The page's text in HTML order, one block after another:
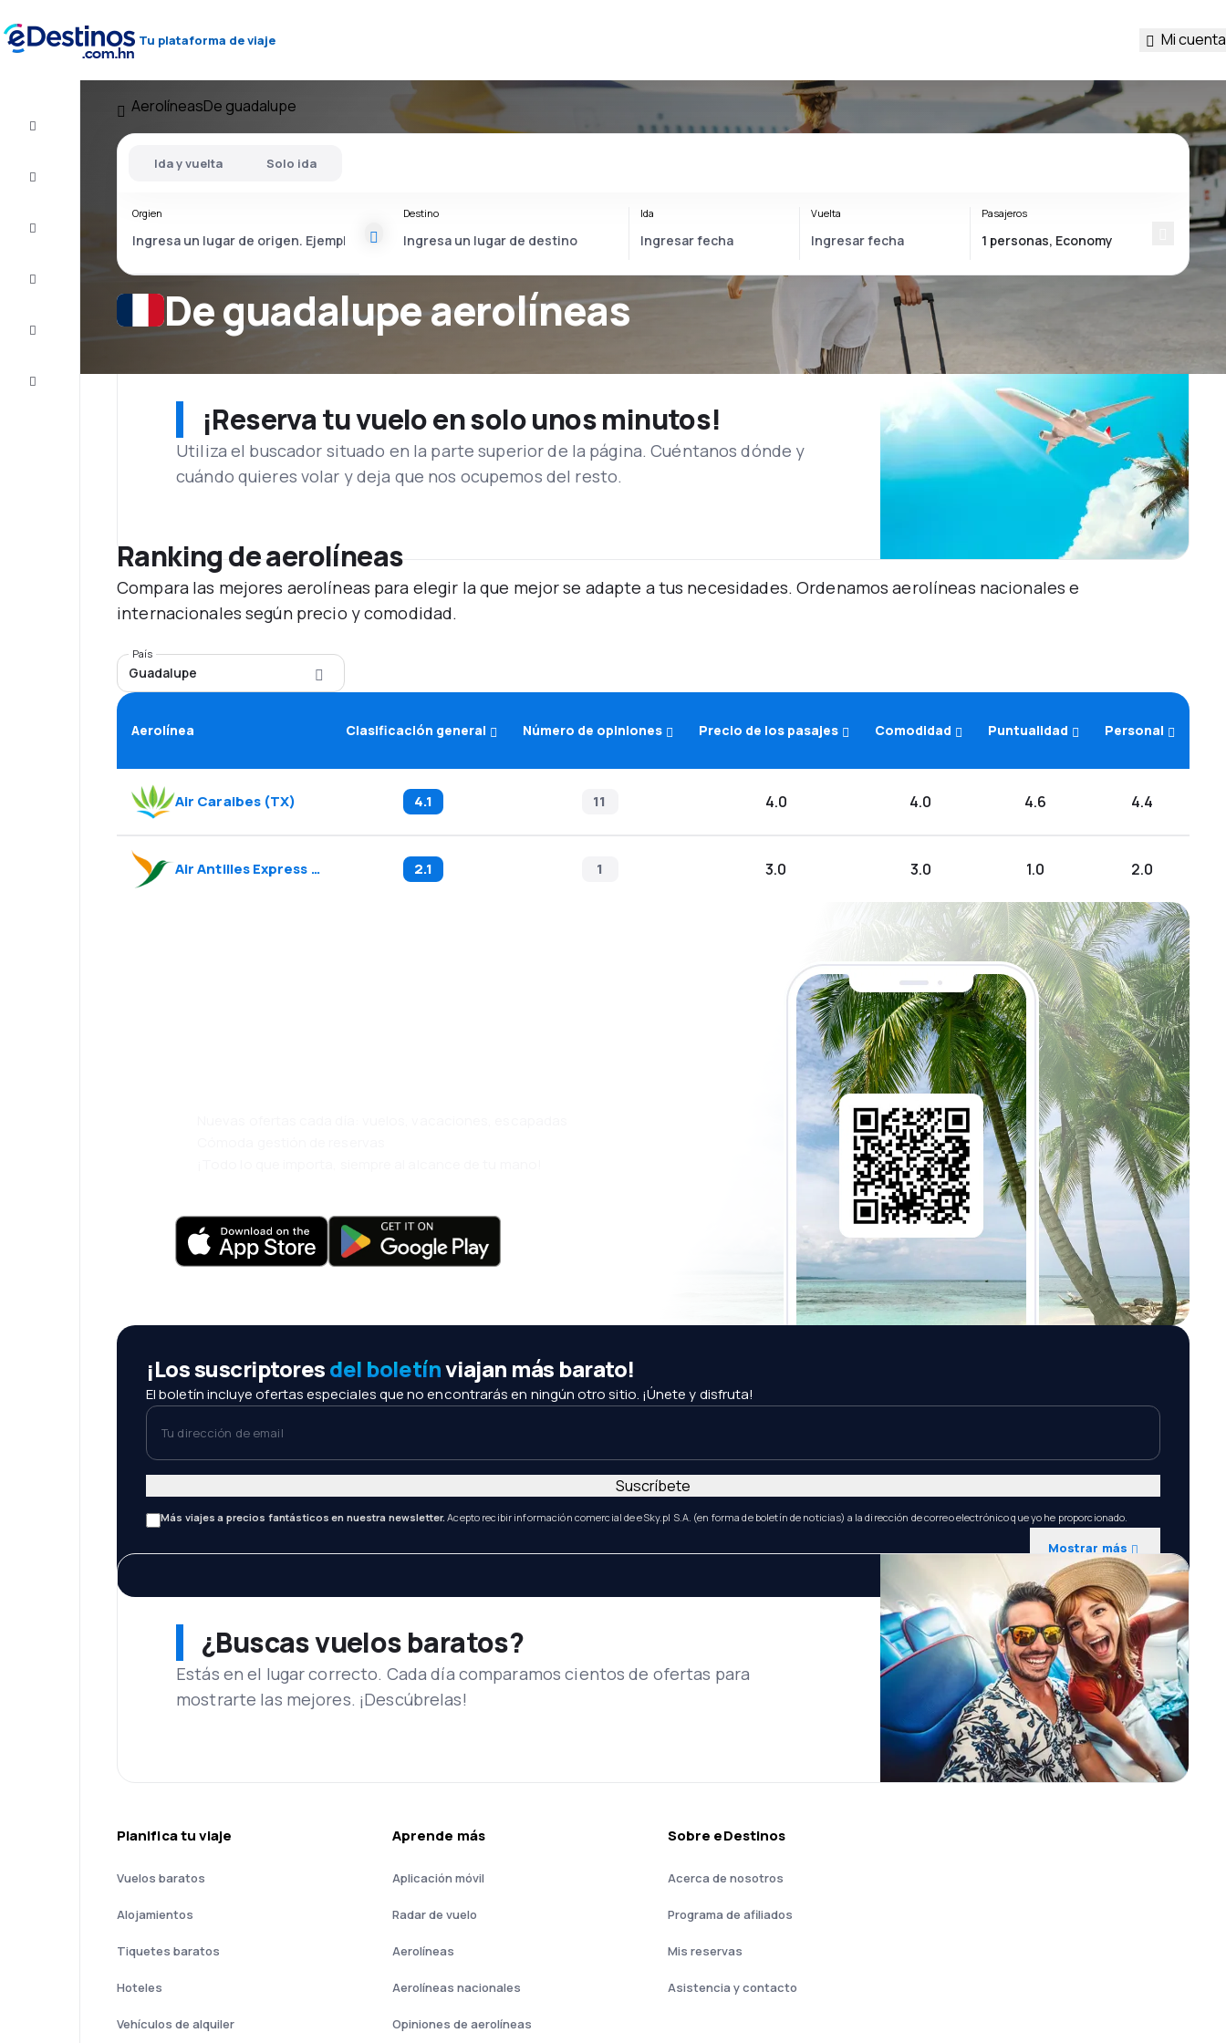
Tu plataforma de viaje Mi cuenta
Atención
AerolíneasDe guadalupe
De guadalupe aerolíneas
Ida y vuelta Solo ida
Orgien Destino Ida Vuelta Pasajeros
¡Reserva tu vuelo en solo unos minutos!
Utiliza el buscador situado en la parte superior de la página. Cuéntanos dónde y
cuándo quieres volar y deja que nos ocupemos del resto.
Ranking de aerolíneas
Compara las mejores aerolíneas para elegir la que mejor se adapte a tus necesidades. Ordenamos aerolíneas nacionales e
internacionales según precio y comodidad.
País
Guadalupe
Aerolínea Clasificación general Número de opiniones Precio de los pasajes Comodidad Puntualidad Personal
Air Caraibes(TX) 4.1 11 4.0 4.0 4.6 4.4
Air Antilles Express 3S 2.1 1 3.0 3.0 1.0 2.0
¡Los suscriptoresdel boletínviajan más barato!
El boletín incluye ofertas especiales que no encontrarás en ningún otro sitio. ¡Únete y disfruta!
Tu dirección de email
Más viajes a precios fantásticos en nuestra newsletter. Acepto recibir información comercial de eSky.pl S.A. (en forma de boletín de noticias) a la dirección de correo electrónico que yo he proporcionado.
Mostrar más
Suscríbete
¿Buscas vuelos baratos?
Estás en el lugar correcto. Cada día comparamos cientos de ofertas para
mostrarte las mejores. ¡Descúbrelas!
Planifica tu viaje
Vuelos baratos
Alojamientos
Tiquetes baratos
Hoteles
Vehículos de alquiler
Aprende más
Aplicación móvil
Radar de vuelo
Aerolíneas
Aerolíneas nacionales
Opiniones de aerolíneas
Sobre eDestinos
Acerca de nosotros
Programa de afiliados
Mis reservas
Asistencia y contacto